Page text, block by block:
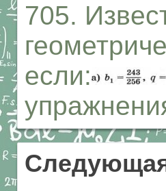
705.
если: